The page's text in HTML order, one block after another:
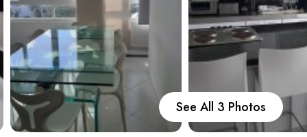
Guía de turismo
See All 3 Photos